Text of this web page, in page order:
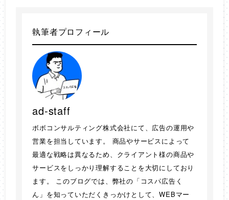
執筆者プロフィール
ad-staff
ボボコンサルティング株式会社にて、広告の運用や
営業を担当しています。 商品やサービスによって
最適な戦略は異なるため、クライアント様の商品や
サービスをしっかり理解することを大切にしており
ます。 このブログでは、弊社の「コスパ広告く
ん」を知っていただくきっかけとして、WEBマー